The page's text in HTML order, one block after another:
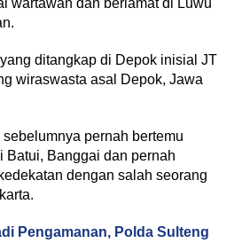
wartawan dan berlamat di Luwu
ditangkap di Depok inisial JT
wiraswasta asal Depok, Jawa
pernah bertemu
Batui, Banggai dan pernah
dengan salah seorang
Pengamanan, Polda Sulteng